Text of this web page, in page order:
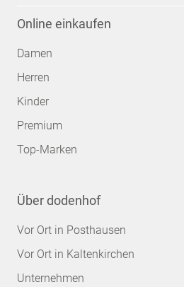
Online einkaufen
Damen
Herren
Kinder
Premium
Top-Marken
Über dodenhof
Vor Ort in Posthausen
Vor Ort in Kaltenkirchen
Unternehmen